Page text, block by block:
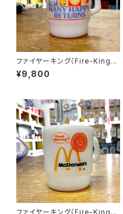
ファイヤーキング（Fire-King）
マクドナルド（メニーハッピーリ
ターンズ） スタッキングマグ （M
¥9,800
ファイヤーキング（Fire-King）